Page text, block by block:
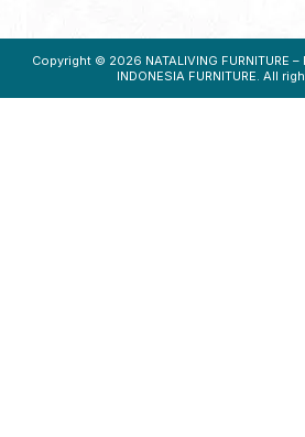
Copyright © 2026 NATALIVING FURNITURE
INDONESIA FURNITURE. All